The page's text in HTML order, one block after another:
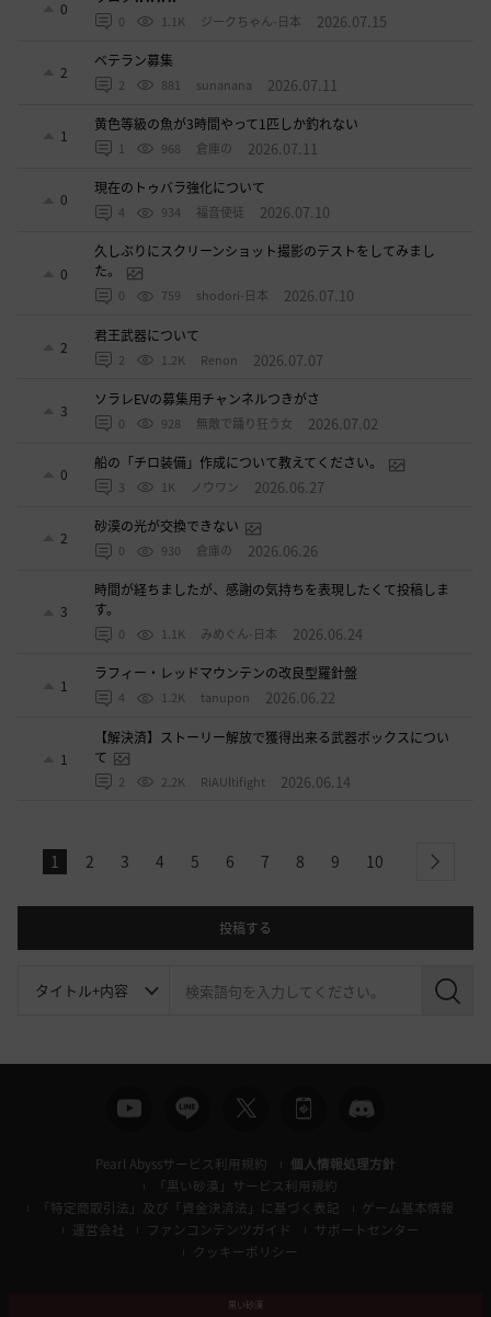
0
0 1.1K ジークちゃん-日本 2026.07.15
2
ベテラン募集
2 881 sunanana 2026.07.11
1
黄色等級の魚が3時間やって1匹しか釣れない
1 968 倉庫の 2026.07.11
0
現在のトゥバラ強化について
4 934 福音使徒 2026.07.10
0
久しぶりにスクリーンショット撮影のテストをしてみまし
た。
0 759 shodori-日本 2026.07.10
2
君王武器について
2 1.2K Renon 2026.07.07
3
ソラレEVの募集用チャンネルつきがさ
0 928 無敵で踊り狂う女 2026.07.02
0
船の「チロ装備」作成について教えてください。
3 1K ノウワン 2026.06.27
2
砂漠の光が交換できない
0 930 倉庫の 2026.06.26
3
時間が経ちましたが、感謝の気持ちを表現したくて投稿しま
す。
0 1.1K みめぐん-日本 2026.06.24
1
ラフィー・レッドマウンテンの改良型羅針盤
4 1.2K tanupon 2026.06.22
1
【解決済】ストーリー解放で獲得出来る武器ボックスについ
て
2 2.2K RiAUltifight 2026.06.14
1 2 3 4 5 6 7 8 9 10 next
投稿する
検
Pearl Abyssサービス利用規約
個人情報処理方針
「黒い砂漠」サービス利用規約
「特定商取引法」及び「資金決済法」に基づく表記
ゲーム基本情報
運営会社
ファンコンテンツガイド
サポートセンター
クッキーポリシー
黒い砂漠